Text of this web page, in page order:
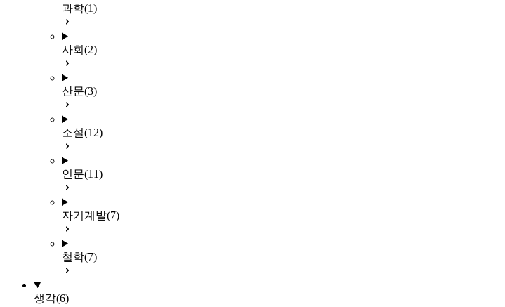
과학(1)
사회 (2)
산문(3)
소설(12)
인문(11)
자기계발(7)
철학(7)
생각(6)